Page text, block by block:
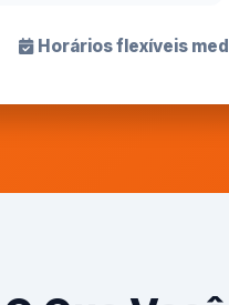
Horários flexíveis